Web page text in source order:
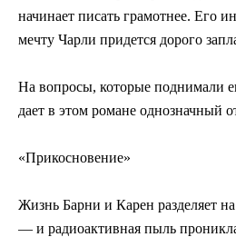
начинает писать грамотнее. Его
мечту Чарли придется дорого
На вопросы, которые поднимали
дает в этом романе однозначный
«Прикосновение»
Жизнь Барни и Карен разделяет
— и радиоактивная пыль